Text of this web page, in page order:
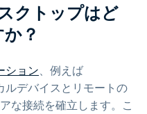
クトップはど
？
ション、例えば
デバイスとリモートの
な接続を確立します。こ